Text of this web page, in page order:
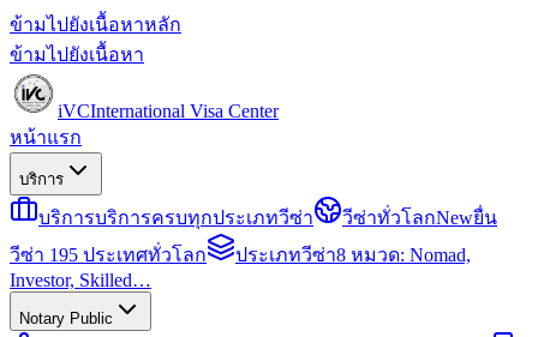
ข้ามไปยังเนื้อหาหลัก
ข้ามไปยังเนื้อหา
iVCInternational Visa Center
หน้าแรก
บริการ
บริการบริการครบทุกประเภทวีซ่า วีซ่าทั่วโลกNewยื่น
วีซ่า 195 ประเทศทั่วโลก
ประเภทวีซ่า8 หมวด: Nomad,
Investor, Skilled…
Notary Public